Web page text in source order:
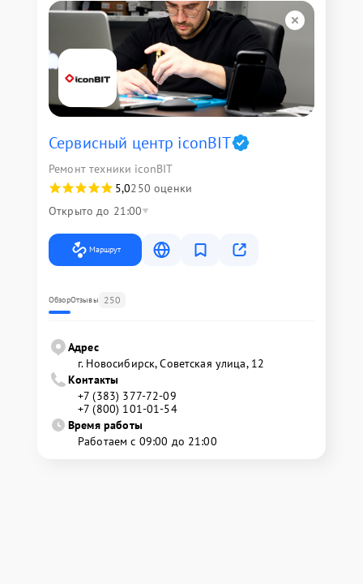
Сервисный центр iconBIT
Ремонт техники iconBIT
5,0250 оценки
Открыто до 21:00
Маршрут
ОбзорОтзывы 250
Адрес
г. Новосибирск, Советская улица, 12
Контакты
+7 (383) 377-72-09
+7 (800) 101-01-54
Время работы
Работаем с 09:00 до 21:00